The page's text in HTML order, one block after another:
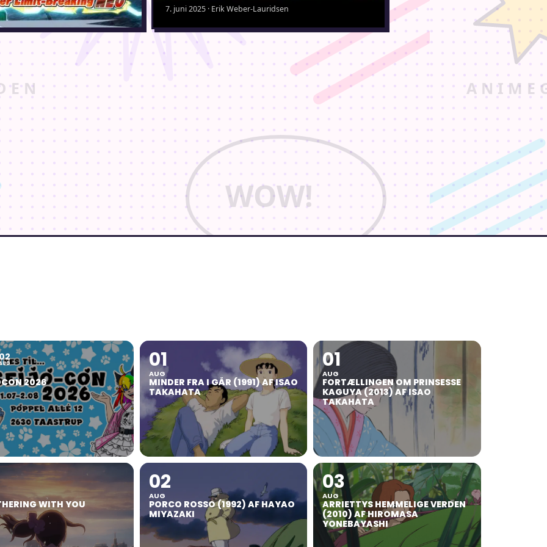
7. juni 2025 · Erik Weber-Lauridsen
2026
01
AUG
MINDER FRA I GÅR (1991) AF ISAO
TAKAHATA
01
AUG
FORTÆLLINGEN OM PRINSESSE
KAGUYA (2013) AF ISAO
TAKAHATA
WITH YOU
02
AUG
PORCO ROSSO (1992) AF HAYAO
MIYAZAKI
03
AUG
ARRIETTYS HEMMELIGE VERDEN
(2010) AF HIROMASA
YONEBAYASHI